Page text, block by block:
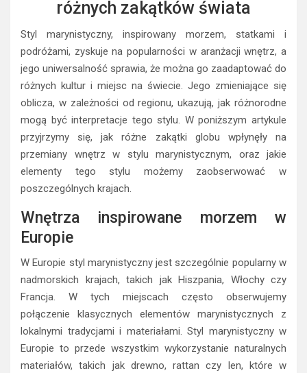
różnych zakątków świata
Styl marynistyczny, inspirowany morzem, statkami i
podróżami, zyskuje na popularności w aranżacji wnętrz, a
jego uniwersalność sprawia, że można go zaadaptować do
różnych kultur i miejsc na świecie. Jego zmieniające się
oblicza, w zależności od regionu, ukazują, jak różnorodne
mogą być interpretacje tego stylu. W poniższym artykule
przyjrzymy się, jak różne zakątki globu wpłynęły na
przemiany wnętrz w stylu marynistycznym, oraz jakie
elementy tego stylu możemy zaobserwować w
poszczególnych krajach.
Wnętrza inspirowane morzem w
Europie
W Europie styl marynistyczny jest szczególnie popularny w
nadmorskich krajach, takich jak Hiszpania, Włochy czy
Francja. W tych miejscach często obserwujemy
połączenie klasycznych elementów marynistycznych z
lokalnymi tradycjami i materiałami. Styl marynistyczny w
Europie to przede wszystkim wykorzystanie naturalnych
materiałów, takich jak drewno, rattan czy len, które w